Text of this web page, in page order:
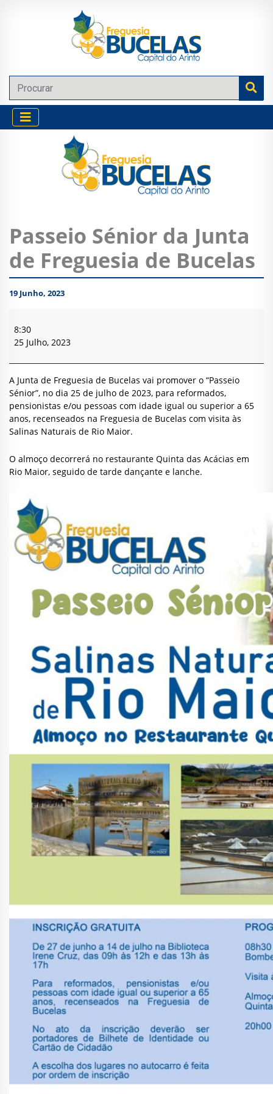
Passeio Sénior da Junta
de Freguesia de Bucelas
19 Junho, 2023
Sénior
da
de
Freguesia
de
Bucelas
8:30
25 Julho, 2023
A Junta de Freguesia de Bucelas vai promover o “Passeio
Sénior”, no dia 25 de julho de 2023, para reformados,
pensionistas e/ou pessoas com idade igual ou superior a 65
anos, recenseados na Freguesia de Bucelas com visita às
Salinas Naturais de Rio Maior.
O almoço decorrerá no restaurante Quinta das Acácias em
Rio Maior, seguido de tarde dançante e lanche.